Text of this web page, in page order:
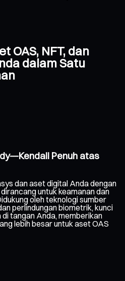
OAS, NFT, dan
dalam Satu
Penuh atas
dan aset digital Anda dengan
untuk keamanan dan
oleh teknologi sumber
perlindungan biometrik, kunci
tangan Anda, memberikan
lebih besar untuk aset OAS